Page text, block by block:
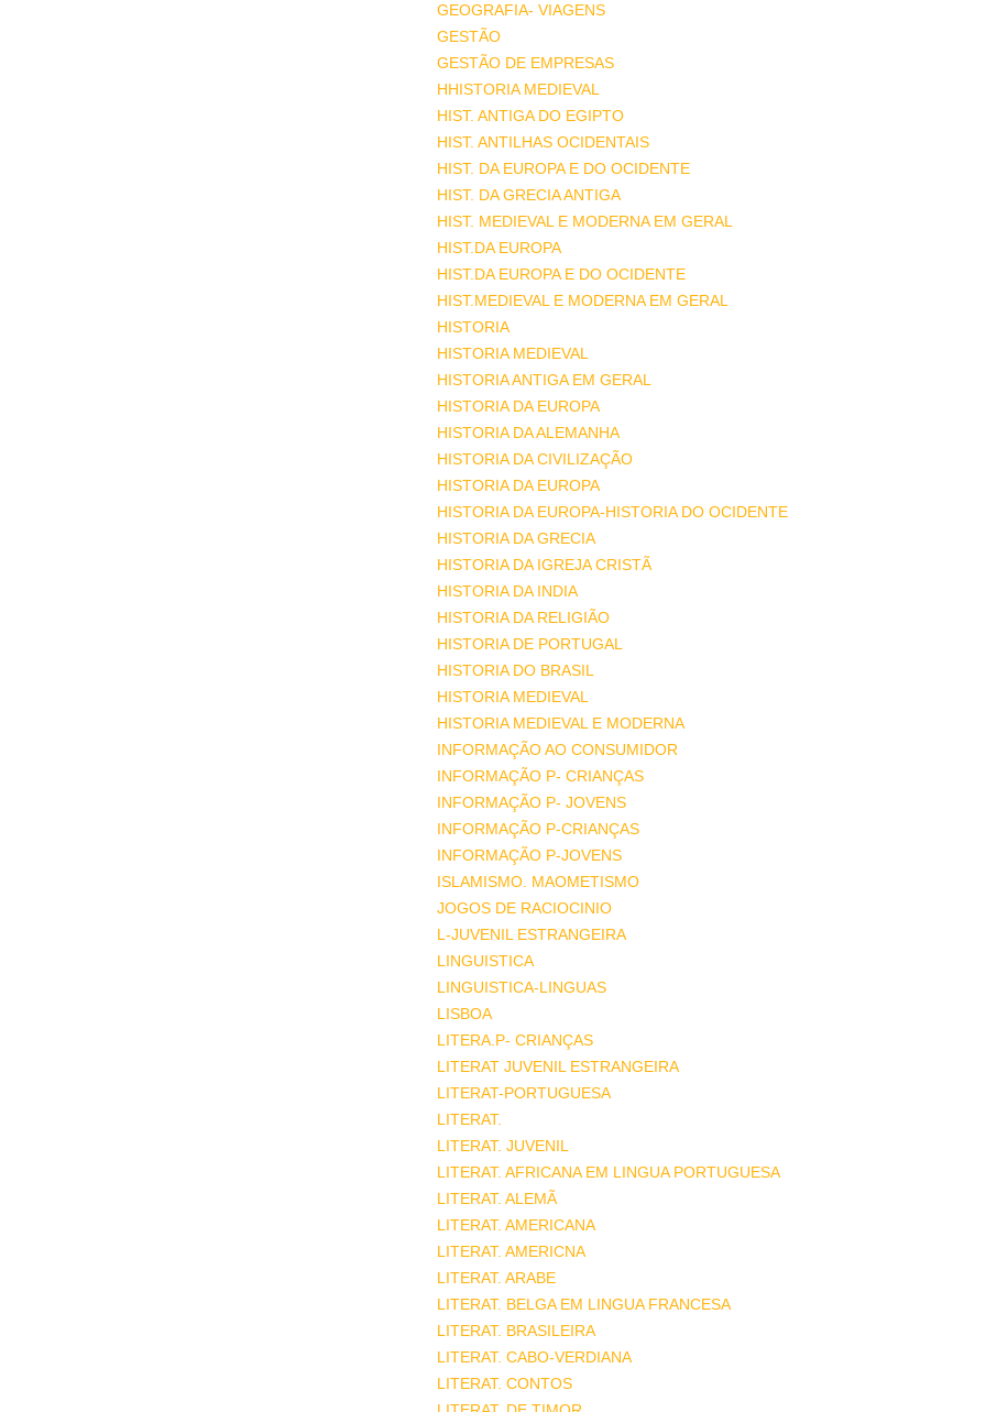
GEOGRAFIA- VIAGENS
GESTÃO
GESTÃO DE EMPRESAS
HHISTORIA MEDIEVAL
HIST. ANTIGA DO EGIPTO
HIST. ANTILHAS OCIDENTAIS
HIST. DA EUROPA E DO OCIDENTE
HIST. DA GRECIA ANTIGA
HIST. MEDIEVAL E MODERNA EM GERAL
HIST.DA EUROPA
HIST.DA EUROPA E DO OCIDENTE
HIST.MEDIEVAL E MODERNA EM GERAL
HISTORIA
HISTORIA MEDIEVAL
HISTORIA ANTIGA EM GERAL
HISTORIA DA EUROPA
HISTORIA DA ALEMANHA
HISTORIA DA CIVILIZAÇÃO
HISTORIA DA EUROPA
HISTORIA DA EUROPA-HISTORIA DO OCIDENTE
HISTORIA DA GRECIA
HISTORIA DA IGREJA CRISTÃ
HISTORIA DA INDIA
HISTORIA DA RELIGIÃO
HISTORIA DE PORTUGAL
HISTORIA DO BRASIL
HISTORIA MEDIEVAL
HISTORIA MEDIEVAL E MODERNA
INFORMAÇÃO AO CONSUMIDOR
INFORMAÇÃO P- CRIANÇAS
INFORMAÇÃO P- JOVENS
INFORMAÇÃO P-CRIANÇAS
INFORMAÇÃO P-JOVENS
ISLAMISMO. MAOMETISMO
JOGOS DE RACIOCINIO
L-JUVENIL ESTRANGEIRA
LINGUISTICA
LINGUISTICA-LINGUAS
LISBOA
LITERA.P- CRIANÇAS
LITERAT JUVENIL ESTRANGEIRA
LITERAT-PORTUGUESA
LITERAT.
LITERAT. JUVENIL
LITERAT. AFRICANA EM LINGUA PORTUGUESA
LITERAT. ALEMÃ
LITERAT. AMERICANA
LITERAT. AMERICNA
LITERAT. ARABE
LITERAT. BELGA EM LINGUA FRANCESA
LITERAT. BRASILEIRA
LITERAT. CABO-VERDIANA
LITERAT. CONTOS